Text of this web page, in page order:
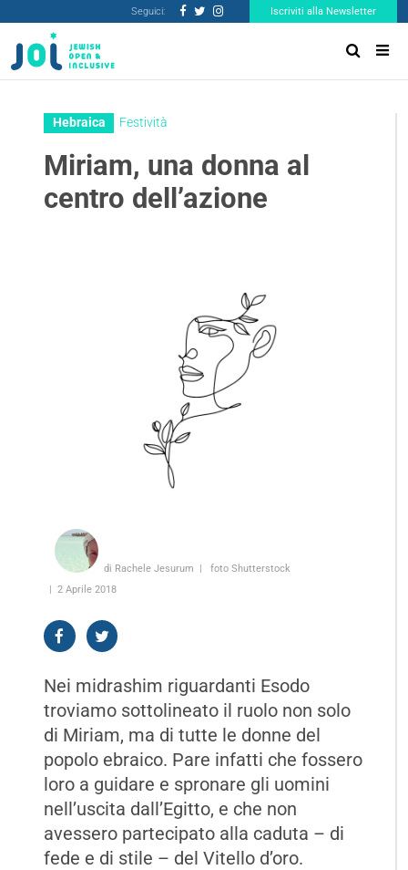
Seguici: Iscriviti alla Newsletter
Hebraica Festività
Miriam, una donna al
centro dell’azione
di Rachele Jesurum
foto Shutterstock
2 Aprile 2018
Nei midrashim riguardanti Esodo
troviamo sottolineato il ruolo non solo
di Miriam, ma di tutte le donne del
popolo ebraico. Pare infatti che fossero
loro a guidare e spronare gli uomini
nell’uscita dall’Egitto, e che non
avessero partecipato alla caduta – di
fede e di stile – del Vitello d’oro.